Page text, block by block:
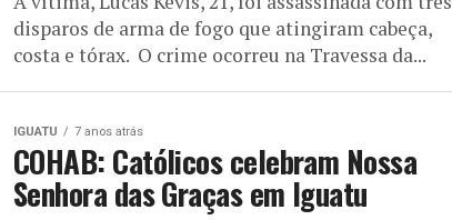
disparos de arma de fogo que atingiram cabeça,
costa e tórax. O crime ocorreu na Travessa da...
IGUATU 7 anos atrás
COHAB: Católicos celebram Nossa
Senhora das Graças em Iguatu